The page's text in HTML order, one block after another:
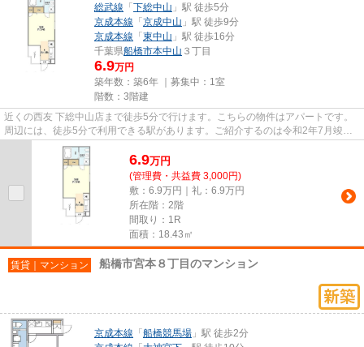
総武線 「 下総中山 」駅 徒歩5分
京成本線 「 京成中山 」駅 徒歩9分
京成本線 「 東中山 」駅 徒歩16分
千葉県船橋市本中山 ３丁目
6.9万円
築年数：築6年 ｜募集中： 1室
階数：3階建
近くの西友 下総中山店まで徒歩5分で行けます。こちらの物件はアパートです。
周辺には、徒歩5分で利用できる駅があります。ご紹介するのは令和2年7月竣
工・築6年の物件です。船橋市エ...
6.9万円
(管理費・共益費 3,000円)
敷：6.9万円｜礼：6.9万円
所在階：2階
間取り：1R
面積：18.43㎡
賃貸｜マンション 船橋市宮本８丁目のマンション
京成本線 「 船橋競馬場 」駅 徒歩2分